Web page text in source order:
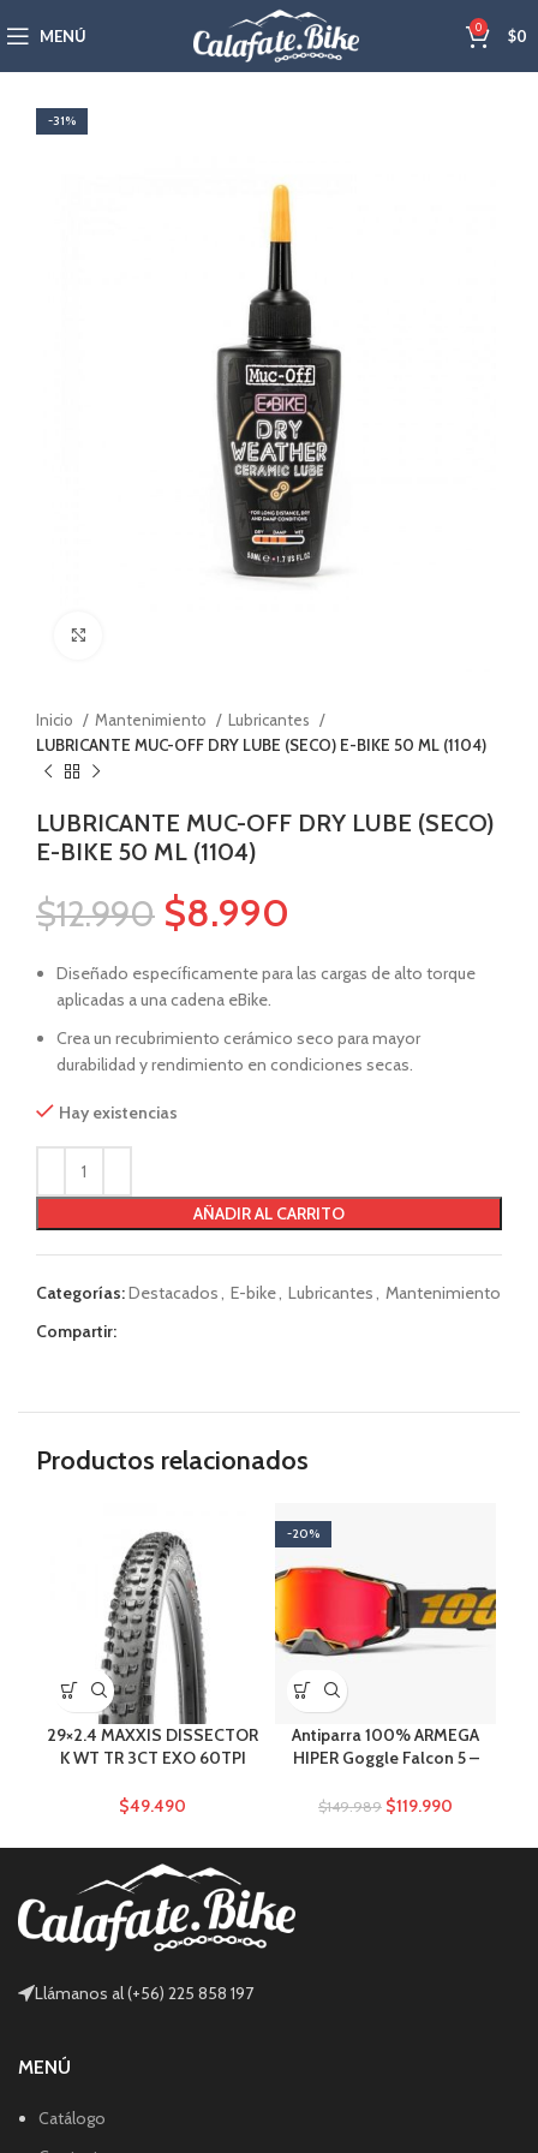
MENÚ 0 $0
-31%
Inicio Mantenimiento
Lubricantes
LUBRICANTE MUC-OFF DRY LUBE (SECO) E-BIKE 50 ML (1104)
LUBRICANTE MUC-OFF DRY LUBE (SECO)
E-BIKE 50 ML (1104)
$12.990 $8.990
Diseñado específicamente para las cargas de alto torque
aplicadas a una cadena eBike.
Crea un recubrimiento cerámico seco para mayor
durabilidad y rendimiento en condiciones secas.
Hay existencias
AÑADIR AL CARRITO
Categorías:Destacados, E-bike, Lubricantes, Mantenimiento
Compartir:
Productos relacionados
29×2.4 MAXXIS DISSECTOR
K WT TR 3CT EXO 60TPI
$49.490
-20%
Antiparra 100% ARMEGA
HIPER Goggle Falcon 5 –
$149.989 $119.990
Llámanos al (+56) 225 858 197
MENÚ
Catálogo